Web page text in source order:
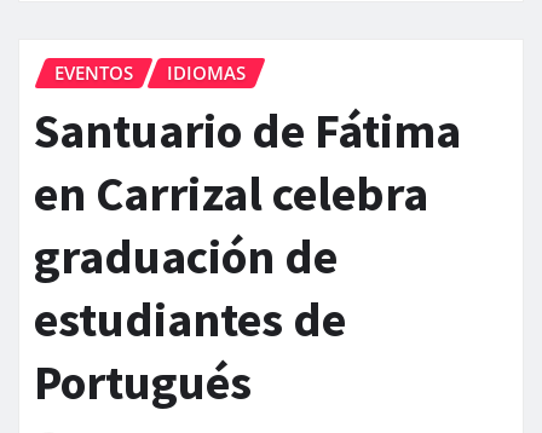
EVENTOS IDIOMAS
Santuario de Fátima
en Carrizal celebra
graduación de
estudiantes de
Portugués